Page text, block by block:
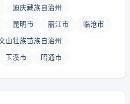
迪庆藏族自治州
昆明市 丽江市 临沧市
山壮族苗族自治州
玉溪市 昭通市